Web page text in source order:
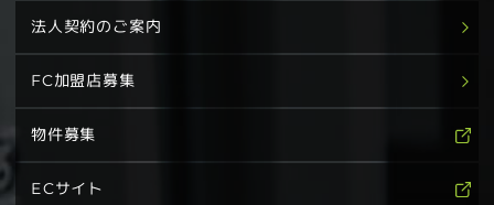
法人契約のご案内
FC加盟店募集
物件募集
ECサイト